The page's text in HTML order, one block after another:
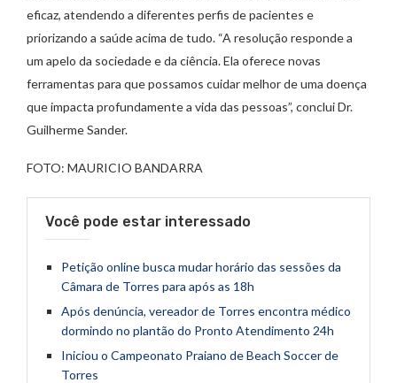
eficaz, atendendo a diferentes perfis de pacientes e
priorizando a saúde acima de tudo. “A resolução responde a
um apelo da sociedade e da ciência. Ela oferece novas
ferramentas para que possamos cuidar melhor de uma doença
que impacta profundamente a vida das pessoas”, conclui Dr.
Guilherme Sander.
FOTO: MAURICIO BANDARRA
Você pode estar interessado
Petição online busca mudar horário das sessões da
Câmara de Torres para após as 18h
Após denúncia, vereador de Torres encontra médico
dormindo no plantão do Pronto Atendimento 24h
Iniciou o Campeonato Praiano de Beach Soccer de
Torres